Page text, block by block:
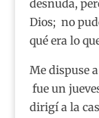
desnuda,
Dios; no
qué era lo
Me dispuse
fue un
dirigí a la